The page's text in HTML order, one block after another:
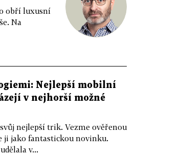
obří luxusní
Na
Nejlepší mobilní
v nejhorší možné
nejlepší trik. Vezme ověřenou
ji jako fantastickou novinku.
v...